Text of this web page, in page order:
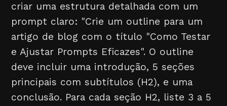
criar uma estrutura detalhada com um
prompt claro: "Crie um outline para um
artigo de blog com o título "Como Testar
e Ajustar Prompts Eficazes". O outline
deve incluir uma introdução, 5 seções
principais com subtítulos (H2), e uma
conclusão. Para cada seção H2, liste 3 a 5